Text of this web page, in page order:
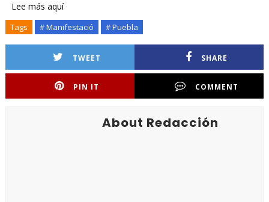
Lee más aquí
Tags # Manifestació # Puebla
TWEET SHARE
PIN IT COMMENT
About Redacción